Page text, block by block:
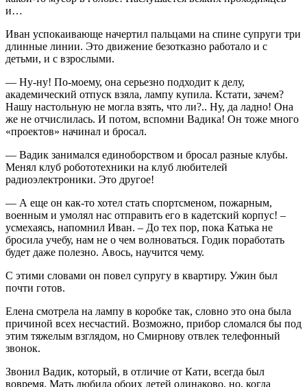
и…
Иван успокаивающе начертил пальцами на спине супруги три
длинные линии. Это движение безотказно работало и с
детьми, и с взрослыми.
— Ну-ну! По-моему, она серьезно подходит к делу,
академический отпуск взяла, лампу купила. Кстати, зачем?
Нашу настольную не могла взять, что ли?.. Ну, да ладно! Она
же не отчислилась. И потом, вспомни Вадика! Он тоже много
«проектов» начинал и бросал.
— Вадик занимался единоборством и бросал разные клубы.
Менял клуб робототехники на клуб любителей
радиоэлектроники. Это другое!
— А еще он как-то хотел стать спортсменом, пожарным,
военным и умолял нас отправить его в кадетский корпус! –
усмехаясь, напомнил Иван. – До тех пор, пока Катька не
бросила учебу, нам не о чем волноваться. Годик поработать
будет даже полезно. Авось, научится чему.
С этими словами он повел супругу в квартиру. Ужин был
почти готов.
Елена смотрела на лампу в коробке так, словно это она была
причиной всех несчастий. Возможно, прибор сломался бы под
этим тяжелым взглядом, но Смирнову отвлек телефонный
звонок.
Звонил Вадик, который, в отличие от Кати, всегда был
вовремя. Мать любила обоих детей одинаково, но, когда